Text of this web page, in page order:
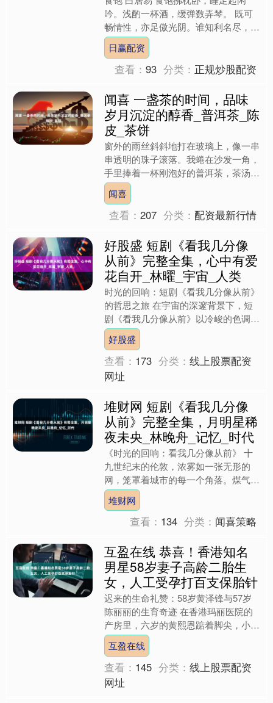
吟。浅酌一杯酒，缓弹数弄琴。 既可
畅情性，亦足傲光阴。谁知利名尽，无
复长安心。 鹤 白居易 人各有所好，物
固无常宜。谁谓尔能舞....
日赢配资
查看：93 分类： 正规炒股配资
闻喜 一盏茶的时间，品味
岁月沉淀的醇香_普洱茶_陈
皮_茶饼
窗外的雨丝斜斜地打在玻璃上，像一串
串透明的珠子滚落。我蜷在沙发一角，
手里捧着一杯刚泡好的普洱茶，茶汤红
浓透亮，热气氤氲间，陈皮特有的柑橘
香与普洱的陈韵交织在一起....
闻喜
查看：207 分类：配资最新行情
好股盛 短剧《看我几分像
从前》完整全集，心中有爱
花自开_林曜_宇宙_人类
时光的回响：短剧《看我几分像从前》
的哲思之旅 在宇宙的深邃背景下，短
剧《看我几分像从前》以冷峻的色调与
诗意的镜头语言，构建出一场关于记
忆、身份与人性的深刻对话。....
好股盛
查看： 173 分类：线上股票配资
网址
堆财网 短剧《看我几分像
从前》完整全集，月明星稀
夜未央_林晚舟_记忆_时代
《时光的回响：看我几分像从前》 十
九世纪末的伦敦，浓雾如一张无形的
网，笼罩着城市的每一个角落。煤气灯
在夜色中摇曳，仿佛垂死之人最后的呼
吸。马车碾过泥泞的街道，溅....
堆财网
查看： 134 分类： 闻喜策略
互盈在线 恭喜！香港知名
男星58岁妻子高龄二胎生
女，人工受孕打百支保胎针
迟来的生命礼赞：58岁黄泽锋与57岁
陈丽丽的生育奇迹 在香港玛丽医院的
产房里，六岁的黄熙恩踮着脚尖，小心
翼翼地环抱着襁褓中的妹妹。那双稚嫩
的小手传递着初为人姐的....
互盈在线
查看： 145 分类：线上股票配资
网址